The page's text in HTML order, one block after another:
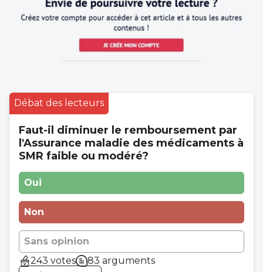
Débat des lecteurs
Faut-il diminuer le remboursement par
l'Assurance maladie des médicaments à
SMR faible ou modéré?
Oui
Non
Sans opinion
243 votes
83 arguments